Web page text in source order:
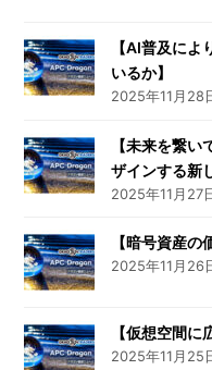
【AI普及に
いるか】
2025年11月28
【未来を繋
ザインする新
2025年11月27
【暗号資産の
2025年11月26
【仮想空間に
2025年11月25